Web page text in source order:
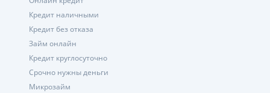
Кредит наличными
Кредит без отказа
Займ онлайн
Кредит круглосуточно
Срочно нужны деньги
Микрозайм